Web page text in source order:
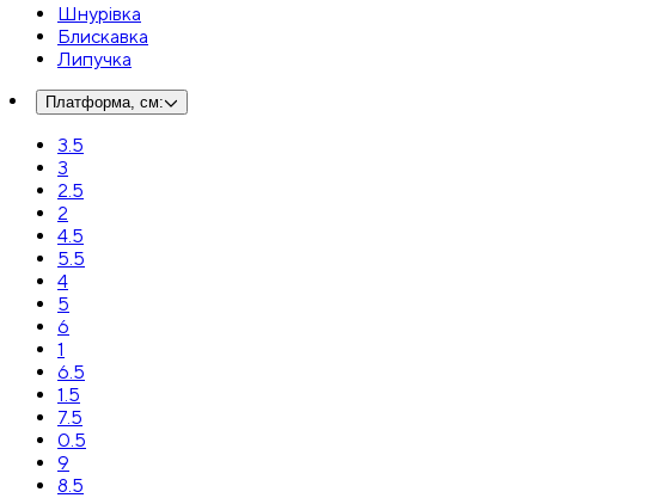
Шнурівка
Блискавка
Липучка
Платформа, см:
3.5
3
2.5
2
4.5
5.5
4
5
6
1
6.5
1.5
7.5
0.5
9
8.5